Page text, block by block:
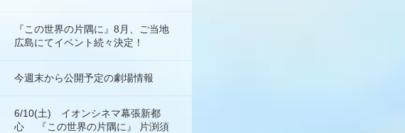
『この世界の片隅に』8月、ご当地
広島にてイベント続々決定！
今週末から公開予定の劇場情報
6/10(土) イオンシネマ幕張新都
心 『この世界の片隅に』 片渕須